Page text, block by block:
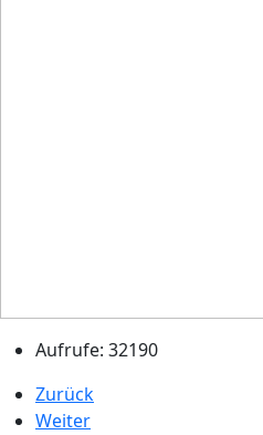
Aufrufe: 32190
Zurück
Weiter